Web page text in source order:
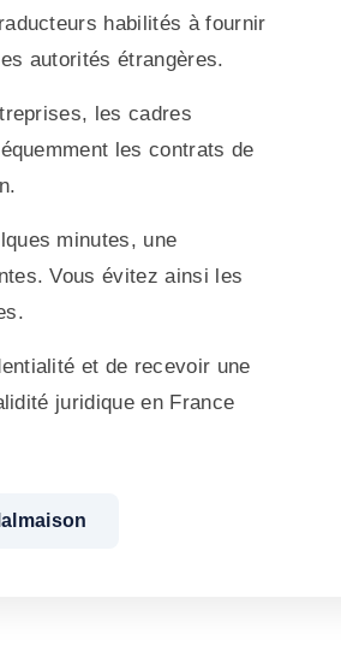
habilités à fournir
autorités étrangères.
les cadres
les contrats de
minutes, une
Vous évitez ainsi les
et de recevoir une
juridique en France